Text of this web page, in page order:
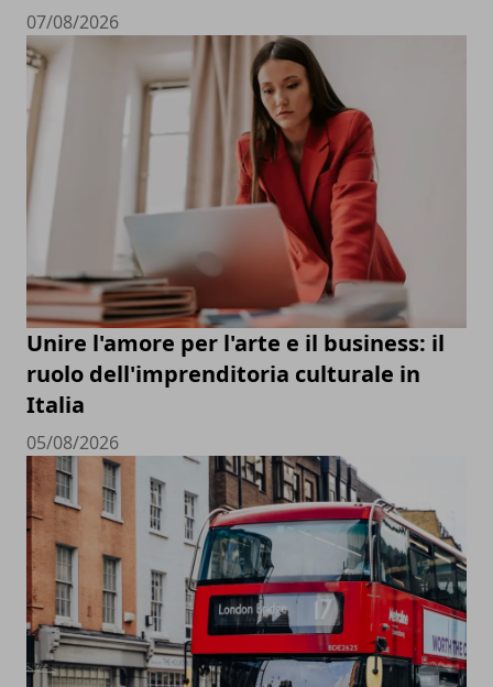
07/08/2026
Unire l'amore per l'arte e il business: il
ruolo dell'imprenditoria culturale in
Italia
05/08/2026